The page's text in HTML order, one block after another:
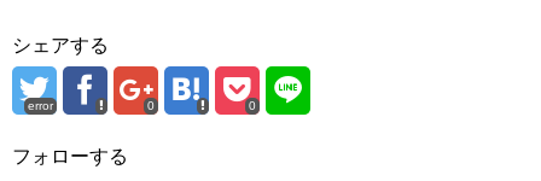
シェアする
error 0 0
フォローする